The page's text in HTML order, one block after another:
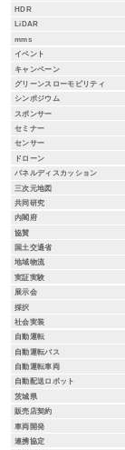
HDR
LiDAR
mms
イベント
キャンペーン
グリーンスローモビリティ
シンポジウム
スポンサー
セミナー
センサー
ドローン
パネルディスカッション
三次元地図
共同研究
内閣府
協賛
国土交通省
地域物流
実証実験
展示会
採択
社会実装
自動運転
自動運転バス
自動運転車両
自動配送ロボット
茨城県
販売店契約
車両開発
連携協定